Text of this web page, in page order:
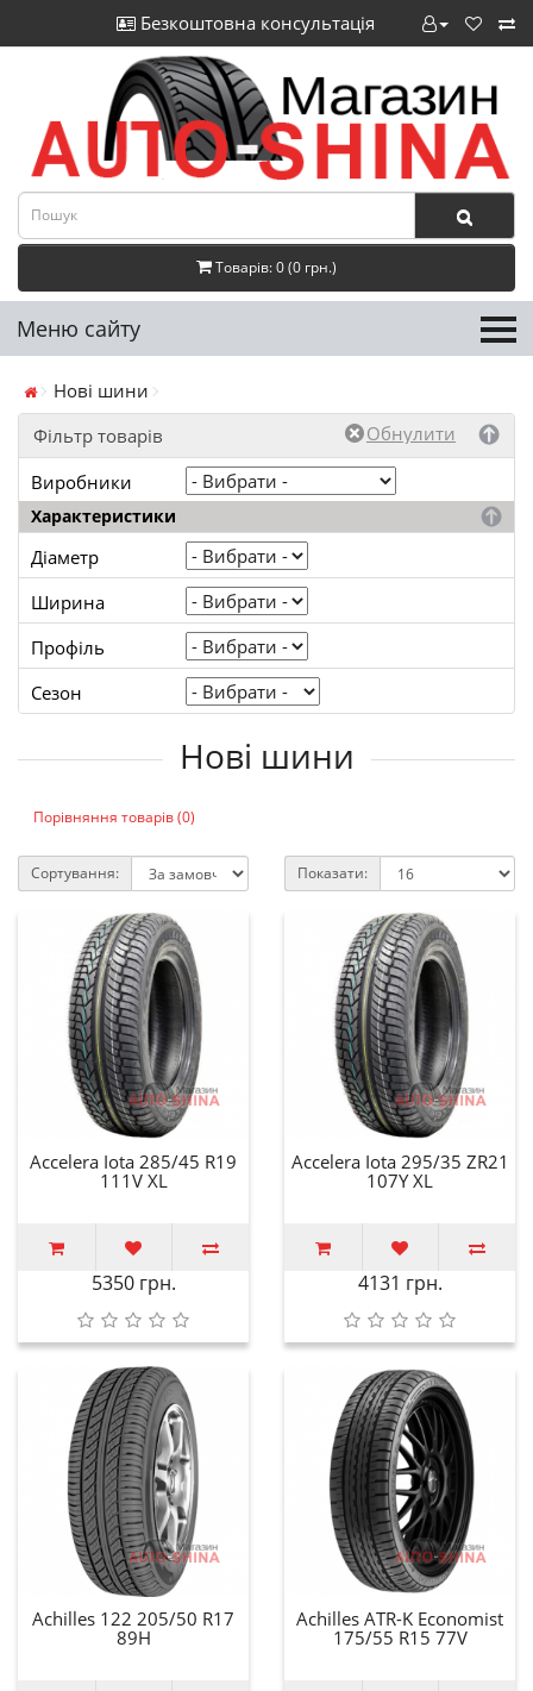
Безкоштовна консультація
Товарів: 0 (0 грн.)
Меню сайту
Нові шини
Фільтр товарів
Виробники
Характеристики
Діаметр
Ширина
Профіль
Сезон
Нові шини
Порівняння товарів (0)
Сортування: Показати:
Accelera Iota 285/45 R19
111V XL
5350 грн.
Accelera Iota 295/35 ZR21
107Y XL
4131 грн.
Achilles 122 205/50 R17
89H
Achilles ATR-K Economist
175/55 R15 77V